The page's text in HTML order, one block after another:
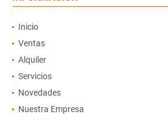
Inicio
Ventas
Alquiler
Servicios
Novedades
Nuestra Empresa